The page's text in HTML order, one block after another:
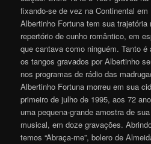
fixando-se de vez na Continental em
Albertinho Fortuna tem sua
repertório de cunho romântico, em
que cantava como ninguém. Tanto
os tangos gravados por Albertinho
nos programas de rádio das
Albertinho Fortuna morreu em sua
primeiro de julho de 1995, aos 72
uma pequena-grande amostra de
musical, em doze gravações.
temos “Abraça-me”, bolero de